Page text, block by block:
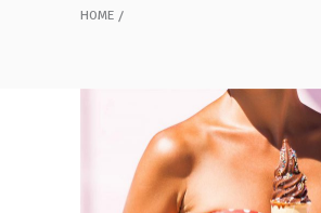
HOME